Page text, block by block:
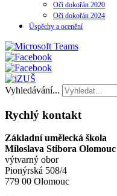
Oči dokořán 2020
Oči dokořán 2024
Úspěchy a ocenění
Vyhledávání...
Rychlý kontakt
Základní umělecká škola
Miloslava Stibora Olomouc
výtvarný obor
Pionýrská 508/4
779 00 Olomouc